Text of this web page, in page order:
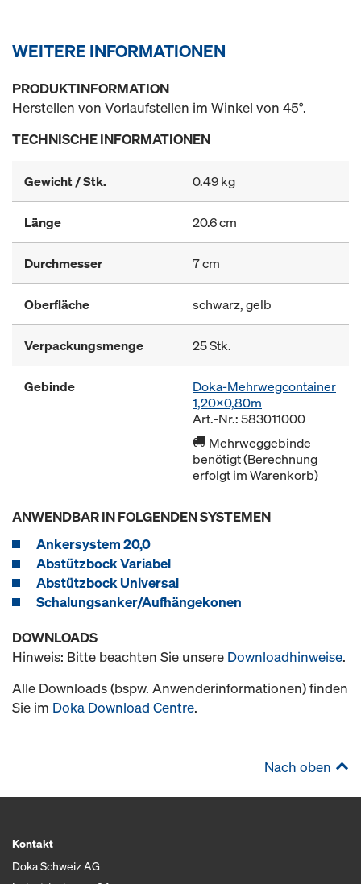
WEITERE INFORMATIONEN
PRODUKTINFORMATION
Herstellen von Vorlaufstellen im Winkel von 45°.
TECHNISCHE INFORMATIONEN
Gewicht / Stk. 0.49 kg
Länge 20.6 cm
Durchmesser 7 cm
Oberfläche schwarz, gelb
Verpackungsmenge 25 Stk.
Gebinde
Doka-Mehrwegcontainer
1,20x0,80m
Art.-Nr.: 583011000
Mehrweggebinde
benötigt (Berechnung
erfolgt im Warenkorb)
ANWENDBAR IN FOLGENDEN SYSTEMEN
Ankersystem 20,0
Abstützbock Variabel
Abstützbock Universal
Schalungsanker/Aufhängekonen
DOWNLOADS
Hinweis: Bitte beachten Sie unsere Downloadhinweise.
Alle Downloads (bspw. Anwenderinformationen) finden
Sie im Doka Download Centre.
Nach oben
Kontakt
Doka Schweiz AG